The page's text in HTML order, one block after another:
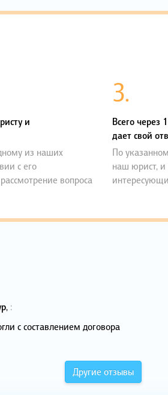
и
из наших
с его
вопроса
3.
Всего через
дает свой
По
наш юрист, и
, :
с составлением договора
Другие отзывы